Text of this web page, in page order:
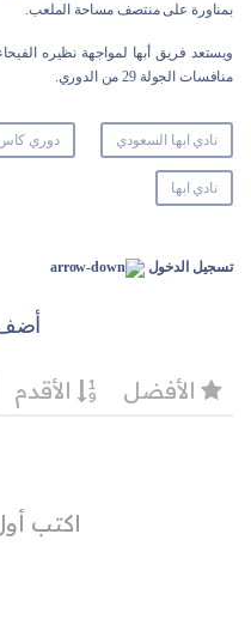
بمناورة على منتصف مساحة الملعب.
منافسات الجولة 29 من الدوري.
نادي ابها السعودي دوري كاس
نادي ابها
تسجيل الدخول